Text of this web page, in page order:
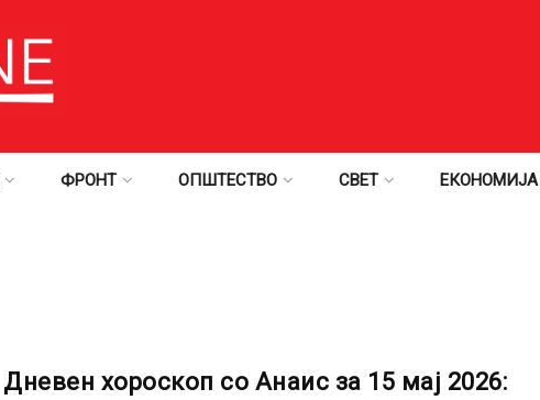
ФРОНТ ОПШТЕСТВО СВЕТ ЕКОНОМИЈА
Дневен хороскоп со Анаис за 15 мај 2026: